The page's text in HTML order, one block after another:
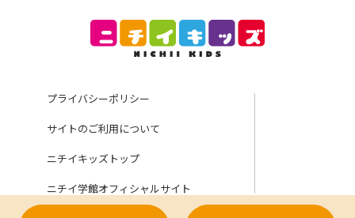
プライバシーポリシー
サイトのご利用について
ニチイキッズトップ
ニチイ学館オフィシャルサイト